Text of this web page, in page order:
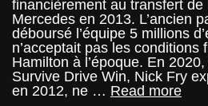
financièrement au transfert
Mercedes en 2013. L’ancien
déboursé l’équipe 5 millions
n’acceptait pas les conditions
Hamilton à l’époque. En
Survive Drive Win, Nick Fry
en 2012, ne … Read more